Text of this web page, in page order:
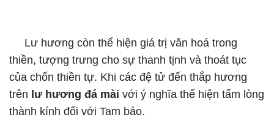
Lư hương còn thể hiện giá trị văn hoá trong
thiền, tượng trưng cho sự thanh tịnh và thoát tục
của chốn thiền tự. Khi các đệ tử đến thắp hương
trên lư hương đá mài với ý nghĩa thể hiện tấm lòng
thành kính đối với Tam bảo.